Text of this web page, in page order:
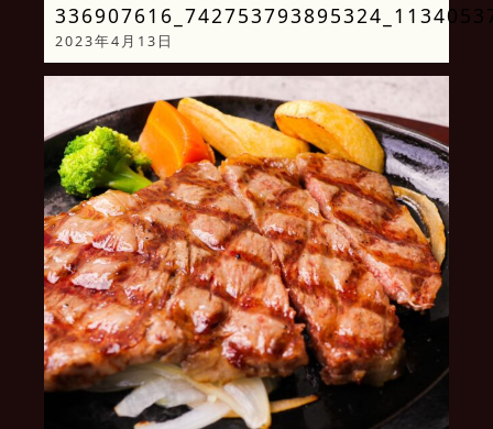
2023年4月13日